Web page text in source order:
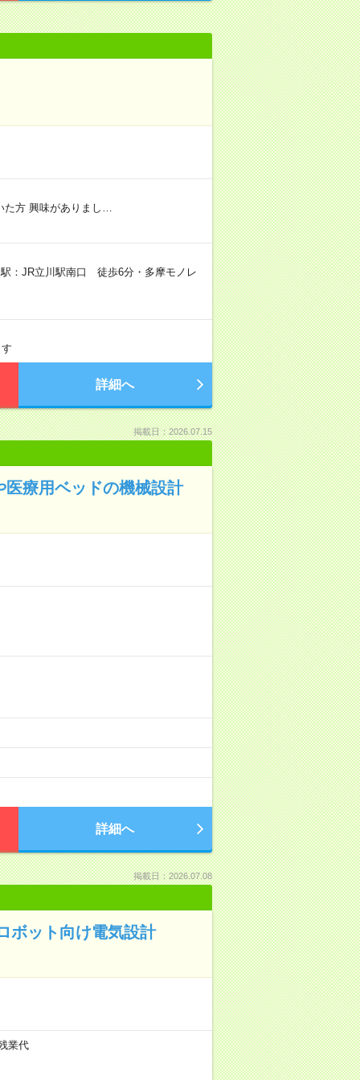
方 興味がありまし…
：JR立川駅南口 徒歩6分・多摩モノレ
詳細へ
掲載日：2026.07.15
療用ベッドの機械設計
詳細へ
掲載日：2026.07.08
ボット向け電気設計
業代